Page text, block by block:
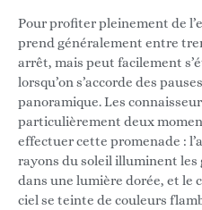
Pour profiter pleinement de
prend généralement entre
arrêt, mais peut facilement
lorsqu’on s’accorde des
panoramique. Les
particulièrement deux
effectuer cette promenade :
rayons du soleil illuminent
dans une lumière dorée, et le
ciel se teinte de couleurs